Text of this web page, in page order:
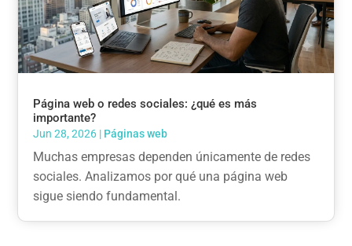
Página web o redes sociales: ¿qué es más
importante?
Jun 28, 2026 | Páginas web
Muchas empresas dependen únicamente de redes
sociales. Analizamos por qué una página web
sigue siendo fundamental.